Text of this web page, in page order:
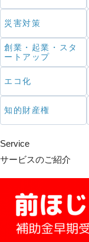
災害対策
創業・起業・スタ
ートアップ
エコ化
知的財産権
Service
サービスのご紹介